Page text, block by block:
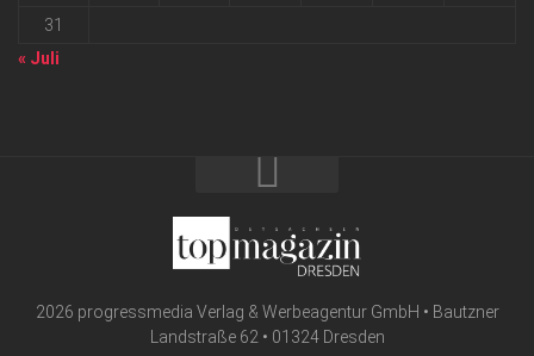
31
« Juli
2026 progressmedia Verlag & Werbeagentur GmbH • Bautzner
Landstraße 62 • 01324 Dresden